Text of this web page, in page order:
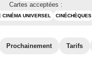
Cartes acceptées :
CINÉMA UNIVERSEL CINÉCHÈQUES
Prochainement Tarifs